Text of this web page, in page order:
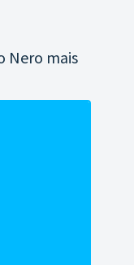
Nero mais